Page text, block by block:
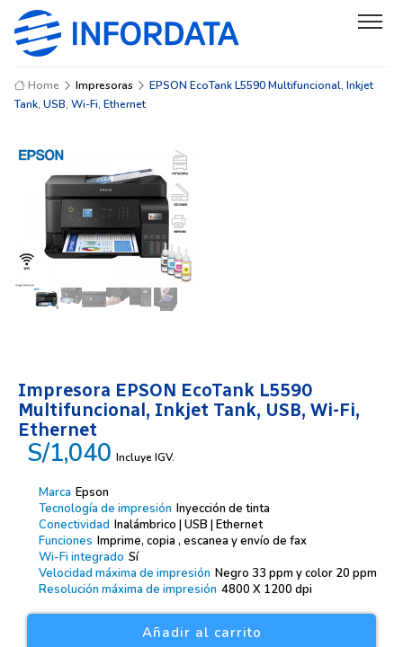
Home Impresoras
EPSON EcoTank L5590 Multifuncional, Inkjet
Tank, USB, Wi-Fi, Ethernet
Impresora EPSON EcoTank L5590
Multifuncional, Inkjet Tank, USB, Wi-Fi,
Ethernet
Marca Epson
Tecnología de impresión Inyección de tinta
Conectividad Inalámbrico | USB | Ethernet
Funciones Imprime, copia , escanea y envío de fax
Wi-Fi integrado Sí
Velocidad máxima de impresión Negro 33 ppm y color 20 ppm
Resolución máxima de impresión 4800 X 1200 dpi
S/1,040 Incluye IGV.
Añadir al carrito